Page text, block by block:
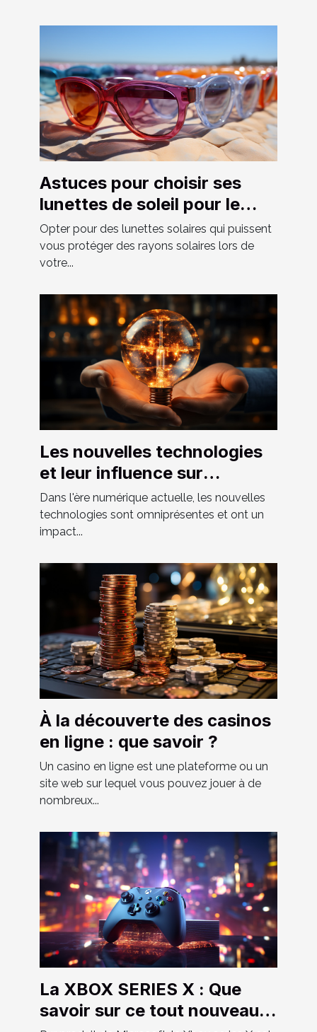
Astuces pour choisir ses
lunettes de soleil pour le
soleil
Opter pour des lunettes solaires qui puissent
vous protéger des rayons solaires lors de
votre...
Les nouvelles technologies
et leur influence sur
l'économie
Dans l'ère numérique actuelle, les nouvelles
technologies sont omniprésentes et ont un
impact...
À la découverte des casinos
en ligne : que savoir ?
Un casino en ligne est une plateforme ou un
site web sur lequel vous pouvez jouer à de
nombreux...
La XBOX SERIES X : Que
savoir sur ce tout nouveau